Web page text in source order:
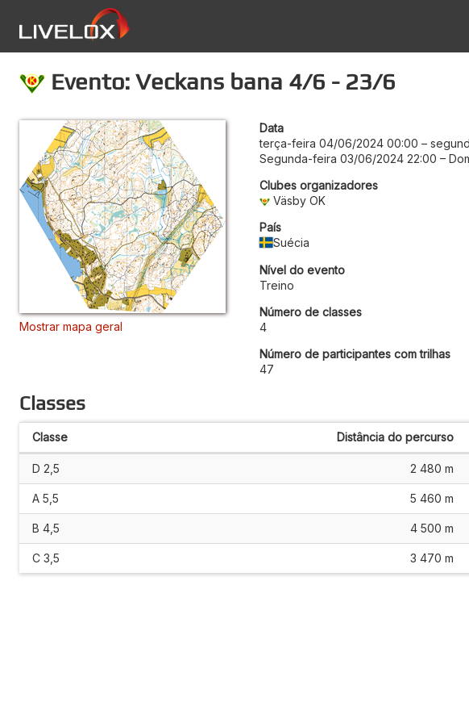
Evento: Veckans bana 4/6 - 23/6
Mostrar mapa geral
Data
terça-feira 04/06/2024 00:00 –
Segunda-feira 03/06/2024 22:00 –
Clubes organizadores
Väsby OK
País
Suécia
Nível do evento
Treino
Número de classes
4
Número de participantes com trilhas
47
Classes
Classe Distância do percurso
D 2,5 2 480 m
A 5,5 5 460 m
B 4,5 4 500 m
C 3,5 3 470 m